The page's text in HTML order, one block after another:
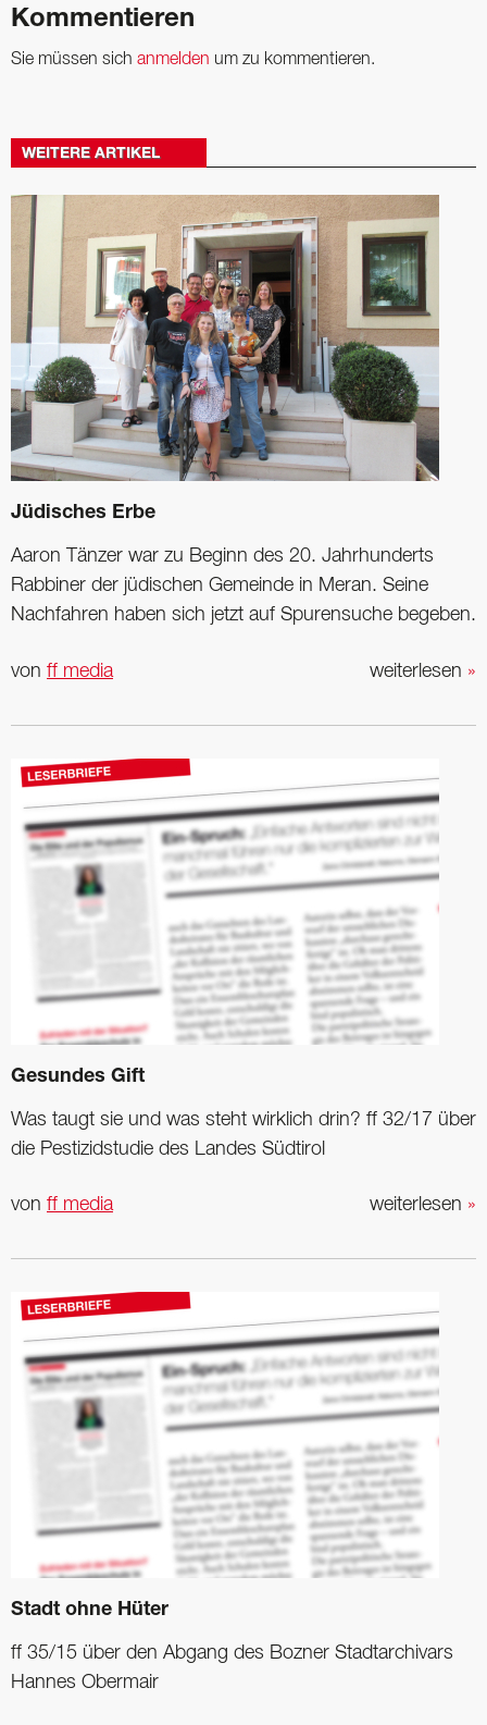
Kommentieren
Sie müssen sich anmelden um zu kommentieren.
WEITERE ARTIKEL
Jüdisches Erbe
Aaron Tänzer war zu Beginn des 20. Jahrhunderts
Rabbiner der jüdischen Gemeinde in Meran. Seine
Nachfahren haben sich jetzt auf ­Spurensuche begeben.
weiterlesen »
von ff media
Gesundes Gift
Was taugt sie und was steht wirklich drin? ff 32/17 über
die Pestizidstudie des Landes Südtirol
weiterlesen »
von ff media
Stadt ohne Hüter
ff 35/15 über den Abgang des Bozner Stadtarchivars
Hannes Obermair